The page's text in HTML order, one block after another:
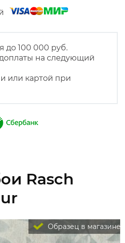
до 100 000 руб.
на следующий
или картой при
Rasch
Образец в магазине